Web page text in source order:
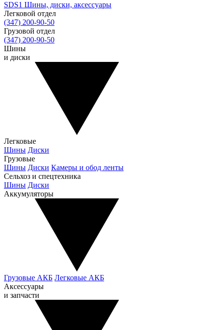
SDS1 Шины, диски, аксессуары
Легковой отдел
(347) 200-90-50
Грузовой отдел
(347) 200-90-50
Шины
и диски
Легковые
Шины Диски
Грузовые
Шины Диски Камеры и обод ленты
Сельхоз и спецтехника
Шины Диски
Аккумуляторы
Грузовые АКБ Легковые АКБ
Аксессуары
и запчасти